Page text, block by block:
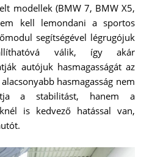
modellek (BMW 7, BMW X5,
kell lemondani a sportos
segítségével légrugójuk
válik, így akár
autójuk hasmagasságát az
hasmagasság nem
a stabilitást, hanem a
is kedvező hatással van,